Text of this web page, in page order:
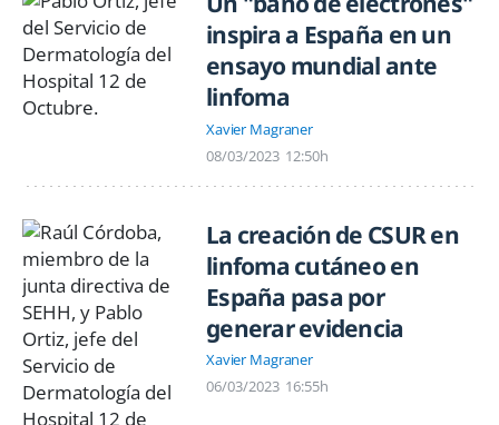
inspira a España en un
ensayo mundial ante
linfoma
Xavier Magraner
08/03/2023 12:50h
La creación de CSUR en
linfoma cutáneo en
España pasa por
generar evidencia
Xavier Magraner
06/03/2023 16:55h